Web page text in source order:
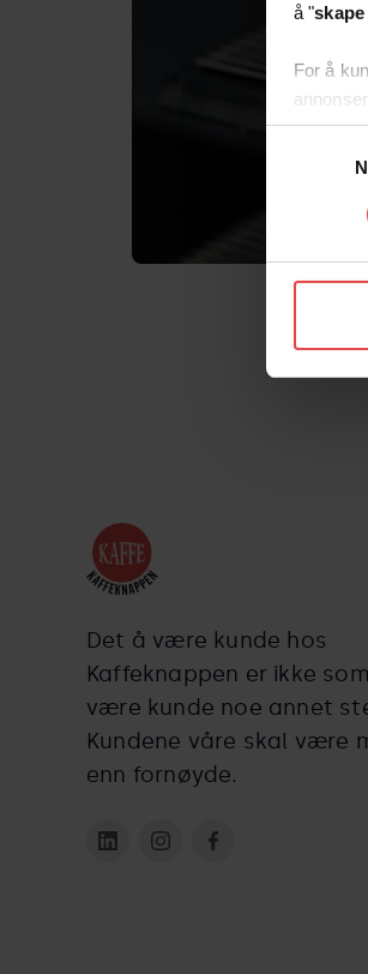
å "
For å
samlet
cookies.
Det å være kunde hos
Kaffeknappen er ikke
være kunde noe annet
Kundene våre skal være
enn fornøyde.